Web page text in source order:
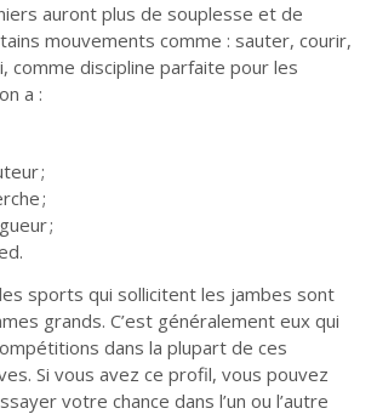
:
:
:
:
:
auront plus de souplesse et de
mouvements comme : sauter, courir,
comme discipline parfaite pour les
a :
;
;
;
sports qui sollicitent les jambes sont
grands. C’est généralement eux qui
dans la plupart de ces
Si vous avez ce profil, vous pouvez
votre chance dans l’un ou l’autre